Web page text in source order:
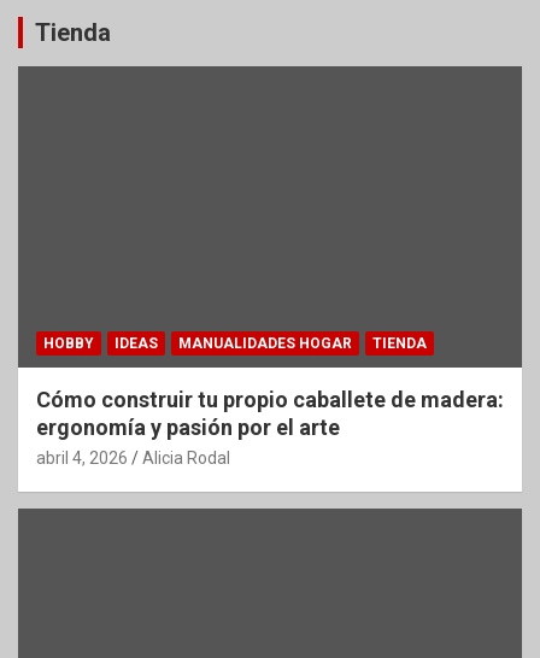
Tienda
HOBBY IDEAS MANUALIDADES HOGAR TIENDA
Cómo construir tu propio caballete de madera:
ergonomía y pasión por el arte
abril 4, 2026 Alicia Rodal